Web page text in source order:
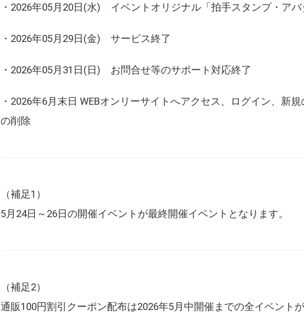
・2026年05月20日(水) イベントオリジナル「拍手スタンプ・ア
・2026年05月29日(金) サービス終了
・2026年05月31日(日) お問合せ等のサポート対応終了
・2026年6月末日 WEBオンリーサイトへアクセス、ログイン、新
の削除
（補足1）
5月24日～26日の開催イベントが最終開催イベントとなります。
（補足2）
通販100円割引クーポン配布は2026年5月中開催までの全イベント